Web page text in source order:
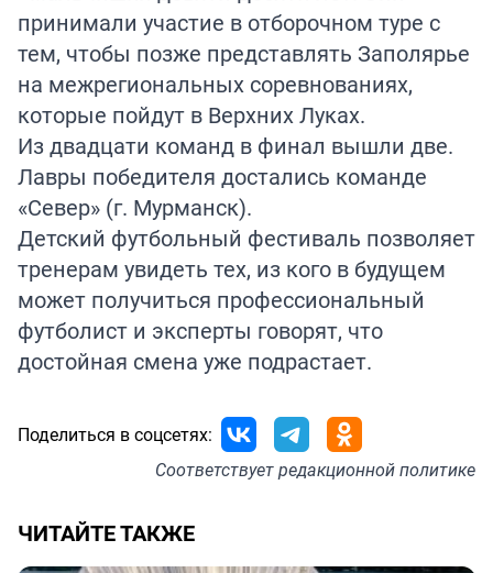
принимали участие в отборочном туре с
тем, чтобы позже представлять Заполярье
на межрегиональных соревнованиях,
которые пойдут в Верхних Луках.
Из двадцати команд в финал вышли две.
Лавры победителя достались команде
«Север» (г. Мурманск).
Детский футбольный фестиваль позволяет
тренерам увидеть тех, из кого в будущем
может получиться профессиональный
футболист и эксперты говорят, что
достойная смена уже подрастает.
Поделиться в соцсетях:
Соответствуетредакционной политике
ЧИТАЙТЕ ТАКЖЕ